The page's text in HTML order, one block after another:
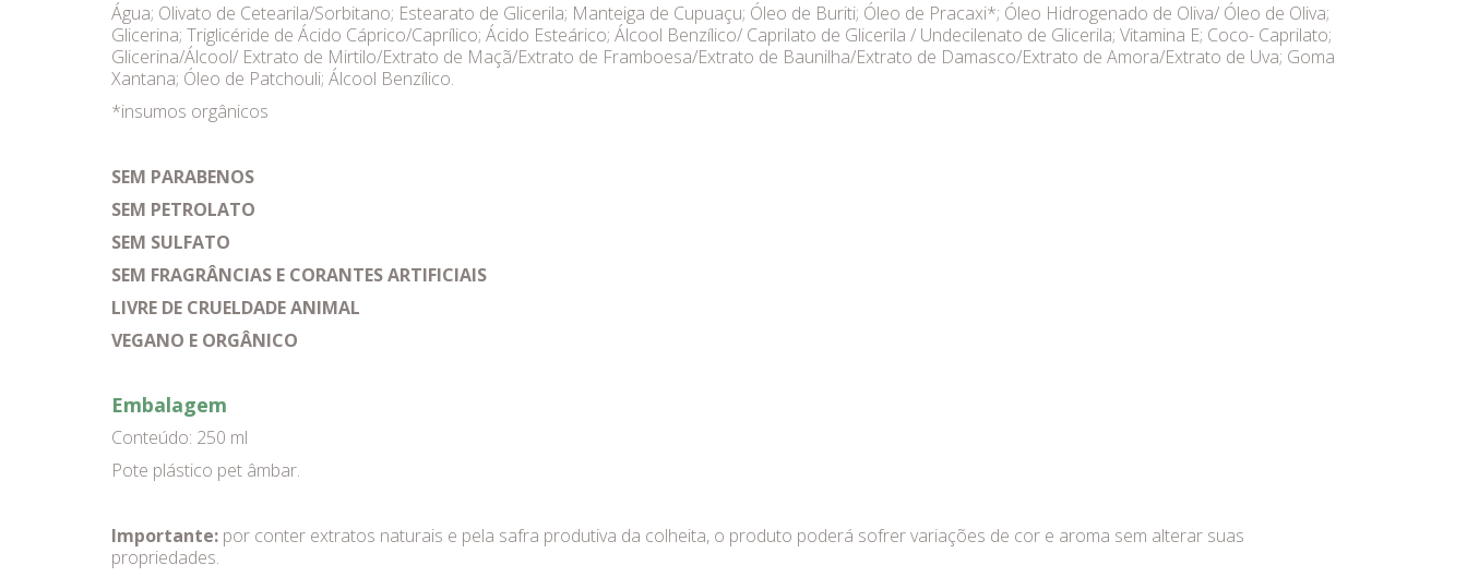
Água; Olivato de Cetearila/Sorbitano; Estearato de Glicerila; Manteiga de Cupuaçu; Óleo de Buriti; Óleo de Pracaxi*; Óleo Hidrogenado de Oliva/ Óleo de Oliva;
Glicerina; Triglicéride de Ácido Cáprico/Caprílico; Ácido Esteárico; Álcool Benzílico/ Caprilato de Glicerila / Undecilenato de Glicerila; Vitamina E; Coco- Caprilato;
Glicerina/Álcool/ Extrato de Mirtilo/Extrato de Maçã/Extrato de Framboesa/Extrato de Baunilha/Extrato de Damasco/Extrato de Amora/Extrato de Uva; Goma
Xantana; Óleo de Patchouli; Álcool Benzílico.
*insumos orgânicos
SEM PARABENOS
SEM PETROLATO
SEM SULFATO
SEM FRAGRÂNCIAS E CORANTES ARTIFICIAIS
LIVRE DE CRUELDADE ANIMAL
VEGANO E ORGÂNICO
Embalagem
Conteúdo: 250 ml
Pote plástico pet âmbar.
Importante: por conter extratos naturais e pela safra produtiva da colheita, o produto poderá sofrer variações de cor e aroma sem alterar suas
propriedades.